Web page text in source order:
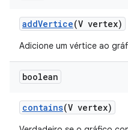
addVertice(V vertex)
Adicione um vértice ao
boolean
contains(V vertex)